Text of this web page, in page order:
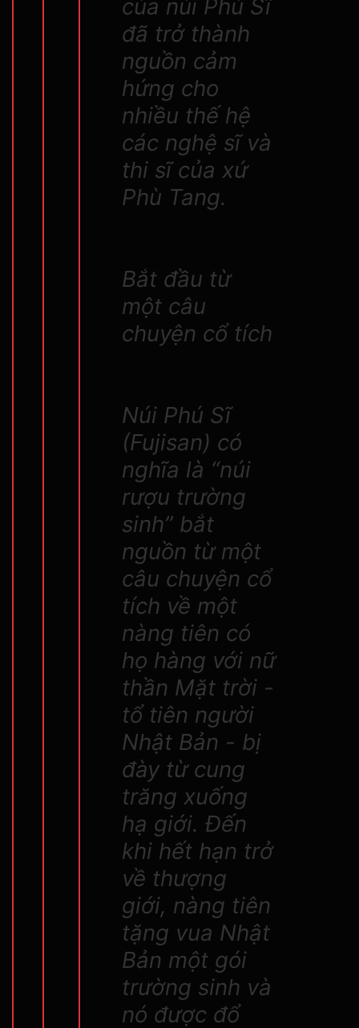
của núi Phú Sĩ
đã trở thành
nguồn cảm
hứng cho
nhiều thế hệ
các nghệ sĩ và
thi sĩ của xứ
Phù Tang.
Bắt đầu từ
một câu
chuyện cổ tích
Núi Phú Sĩ
(Fujisan) có
nghĩa là “núi
rượu trường
sinh” bắt
nguồn từ một
câu chuyện cổ
tích về một
nàng tiên có
họ hàng với nữ
thần Mặt trời -
tổ tiên người
Nhật Bản - bị
đày từ cung
trăng xuống
hạ giới. Đến
khi hết hạn trở
về thượng
giới, nàng tiên
tặng vua Nhật
Bản một gói
trường sinh và
nó được đổ